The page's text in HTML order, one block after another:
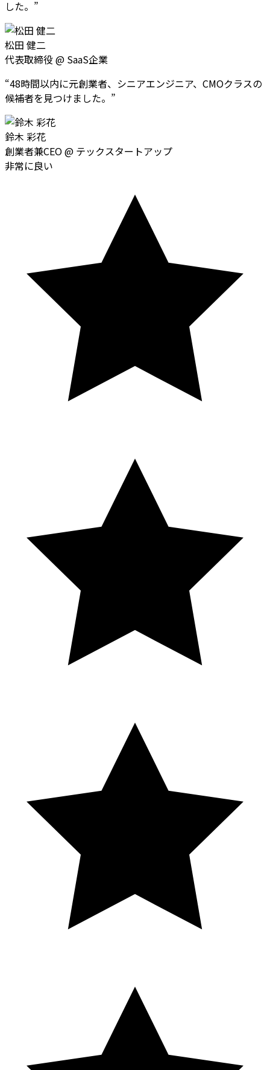
した。 ”
松田 健二
代表取締役 @ SaaS企業
“48時間以内に元創業者、シニアエンジニア、CMOクラスの
候補者を見つけました。 ”
鈴木 彩花
創業者兼CEO@ テックスタートアップ
非常に良い